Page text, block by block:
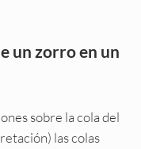
un zorro en un
sobre la cola del
las colas